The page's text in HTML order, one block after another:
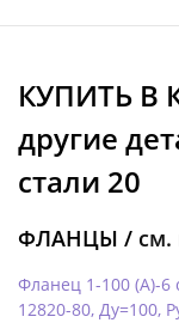
КУПИТЬ В
другие
стали 20
ФЛАНЦЫ / см.
Фланец 1-100 (А)-6
12820-80, Ду=100,